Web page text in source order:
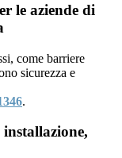
le aziende di
come barriere
sicurezza e
.